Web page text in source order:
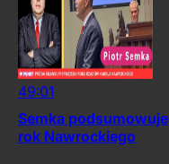
Semka podsumowuje
rok Nawrockiego
49:01